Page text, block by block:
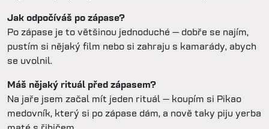
Jak odpočíváš po zápase?
Po zápase je to většinou jednoduché — dobře se najím,
pustím si nějaký film nebo si zahraju s kamarády, abych
se uvolnil.
Máš nějaký rituál před zápasem?
Na jaře jsem začal mít jeden rituál — koupím si Pikao
medovník, který si po zápase dám, a nově taky piju yerba